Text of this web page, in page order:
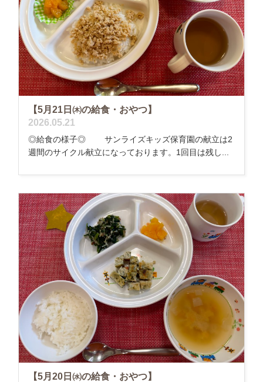
【5月21日㈭の給食・おやつ】
2026.05.21
◎給食の様子◎ サンライズキッズ保育園の献立は2
週間のサイクル献立になっております。1回目は残し...
【5月20日㈬の給食・おやつ】